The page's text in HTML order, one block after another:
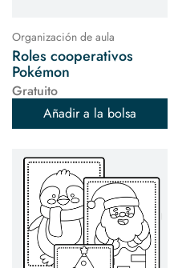
Organización de aula
Roles cooperativos
Pokémon
Gratuito
Añadir a la bolsa